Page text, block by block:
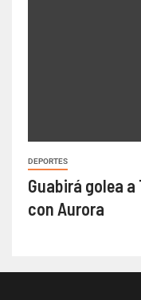
DEPORTES
Guabirá golea
con Aurora